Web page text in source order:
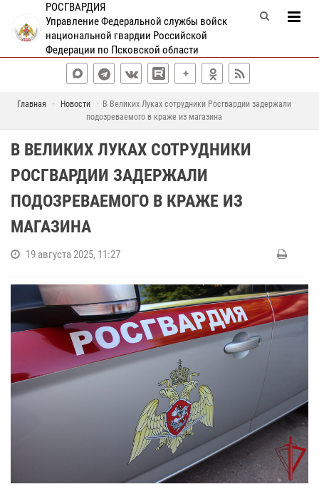
РОСГВАРДИЯ
Управление Федеральной службы войск
национальной гвардии Российской
Федерации по Псковской области
Главная Новости
В Великих Луках сотрудники Росгвардии задержали
подозреваемого в краже из магазина
В ВЕЛИКИХ ЛУКАХ СОТРУДНИКИ
РОСГВАРДИИ ЗАДЕРЖАЛИ
ПОДОЗРЕВАЕМОГО В КРАЖЕ ИЗ
МАГАЗИНА
19 августа 2025, 11:27